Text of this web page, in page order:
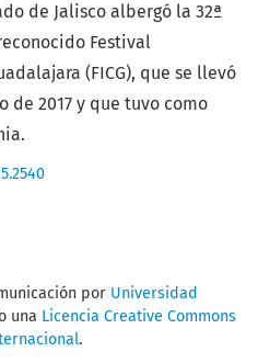
de Jalisco albergó la 32ª
Festival
(FICG), que se llevó
de 2017 y que tuvo como
por Universidad
una Licencia Creative Commons
.